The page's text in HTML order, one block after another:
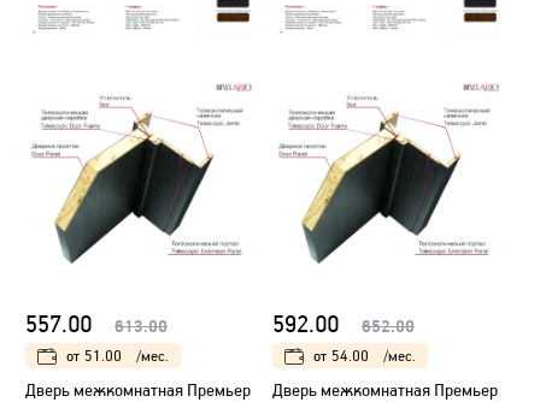
557.00 613.00
от 51.00 /мес.
Дверь межкомнатная Премьер
592.00 652.00
от 54.00 /мес.
Дверь межкомнатная Премьер